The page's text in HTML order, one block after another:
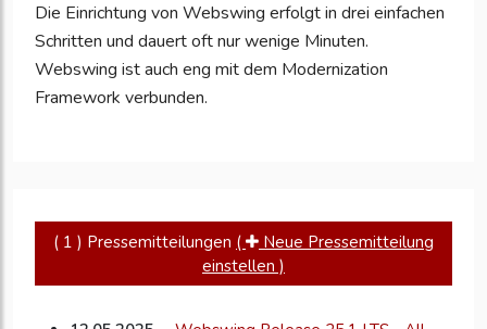
Die Einrichtung von Webswing erfolgt in drei einfachen
Schritten und dauert oft nur wenige Minuten.
Webswing ist auch eng mit dem Modernization
Framework verbunden.
( 1 ) Pressemitteilungen (
Neue Pressemitteilung
einstellen )